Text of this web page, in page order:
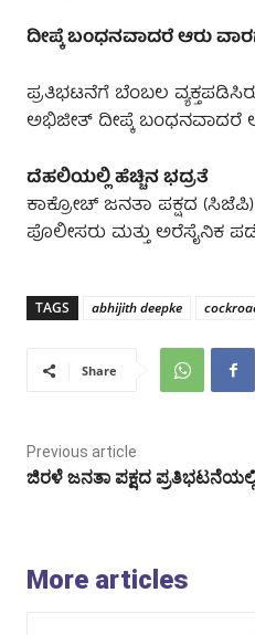
ದೀಪ್ಕೆ ಬಂಧನವಾದರೆ ಆರು
ಪ್ರತಿಭಟನೆಗೆ ಬೆಂಬಲ
ಅಭಿಜೀತ್ ದೀಪ್ಕೆ ಬಂಧನವಾದರೆ
ದೆಹಲಿಯಲ್ಲಿ ಹೆಚ್ಚಿನ ಭದ್ರತೆ
ಕಾಕ್ರೋಚ್ ಜನತಾ ಪಕ್ಷದ
ಪೊಲೀಸರು ಮತ್ತು ಅರೆಸೈನಿಕ
TAGS abhijith deepke
Share
Previous article
ಜಿರಳೆ ಜನತಾ ಪಕ್ಷದ
More articles